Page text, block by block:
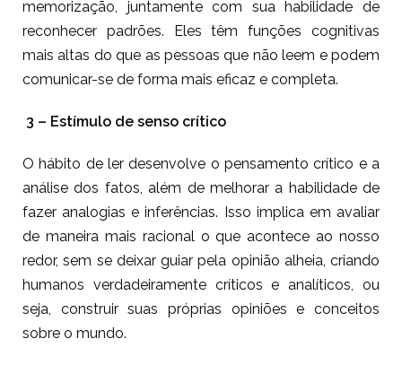
memorização, juntamente com sua habilidade de
reconhecer padrões. Eles têm funções cognitivas
mais altas do que as pessoas que não leem e podem
comunicar-se de forma mais eficaz e completa.
3 – Estímulo de senso crítico
O hábito de ler desenvolve o pensamento crítico e a
análise dos fatos, além de melhorar a habilidade de
fazer analogias e inferências. Isso implica em avaliar
de maneira mais racional o que acontece ao nosso
redor, sem se deixar guiar pela opinião alheia, criando
humanos verdadeiramente críticos e analíticos, ou
seja, construir suas próprias opiniões e conceitos
sobre o mundo.